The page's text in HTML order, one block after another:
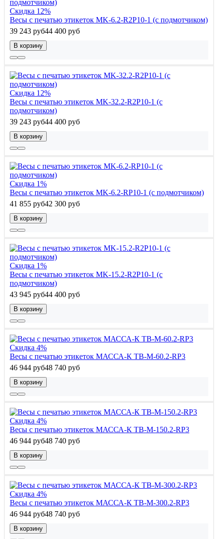
Скидка 12%
Весы с печатью этикеток MK-6.2-R2P10-1 (с подмотчиком)
39 243 руб44 400 руб
В корзину
Скидка 12%
Весы с печатью этикеток MK-32.2-R2P10-1 (с
подмотчиком)
39 243 руб44 400 руб
В корзину
Скидка 1%
Весы с печатью этикеток MK-6.2-RP10-1 (с подмотчиком)
41 855 руб42 300 руб
В корзину
Скидка 1%
Весы с печатью этикеток MK-15.2-R2P10-1 (с
подмотчиком)
43 945 руб44 400 руб
В корзину
Скидка 4%
Весы с печатью этикеток МАССА-К ТВ-M-60.2-RP3
46 944 руб48 740 руб
В корзину
Скидка 4%
Весы с печатью этикеток МАССА-К ТВ-M-150.2-RP3
46 944 руб48 740 руб
В корзину
Скидка 4%
Весы с печатью этикеток МАССА-К ТВ-M-300.2-RP3
46 944 руб48 740 руб
В корзину